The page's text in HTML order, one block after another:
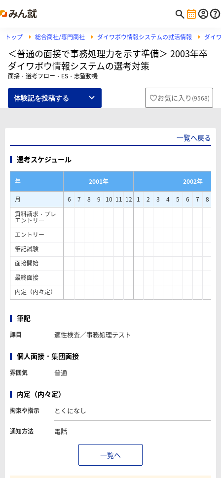
トップ 総合商社/専門商社 ダイワボウ情報システムの就活情報 ダイ
＜普通の面接で事務処理力を示す準備＞ 2003年卒
ダイワボウ情報システムの選考対策
面接・選考フロー・ES・志望動機
体験記を投稿する お気に入り (9568)
一覧へ戻る
選考スケジュール
年 2001年
2002年
月
6 7 8 9 10 11 12 1 2 3 4 5 6 7 8
資料請求・プレ
エントリー
エントリー
筆記試験
面接開始
最終面接
内定（内々定）
筆記
課目 適性検査／事務処理テスト
個人面接・集団面接
雰囲気 普通
内定（内々定）
拘束や指示 とくになし
通知方法 電話
一覧へ